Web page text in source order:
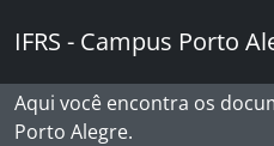
IFRS - Campus Porto
Aqui você encontra os
Porto Alegre.